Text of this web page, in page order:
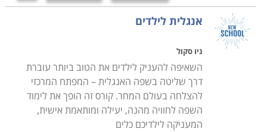
מאפשר לכל אחד להשתלב בקבוצה שמתאימה בדיוק לרמה
הנוכחית שלו. ההתאמה חיונית למניעת שעמום של
תלמידים מתקדמים בכיתות המתחילים או מצוקה של
מתחילים בכיתת מתקדמים
בבתי הספר הגדולים ללימוד אנגלית פועלות עשרות כיתות
לימוד במקביל. המדריכים והצוות המקצועי של בית הספר
אנגלית לילדים
ניו סקול
השאיפה להעניק לילדים את הטוב ביותר עוברת
דרך שליטה בשפה האנגלית – המפתח המרכזי
להצלחה בעולם המחר. קורס זה הופך את לימוד
השפה לחוויה מהנה, יעילה ומותאמת אישית,
המעניקה לילדיכם כלים